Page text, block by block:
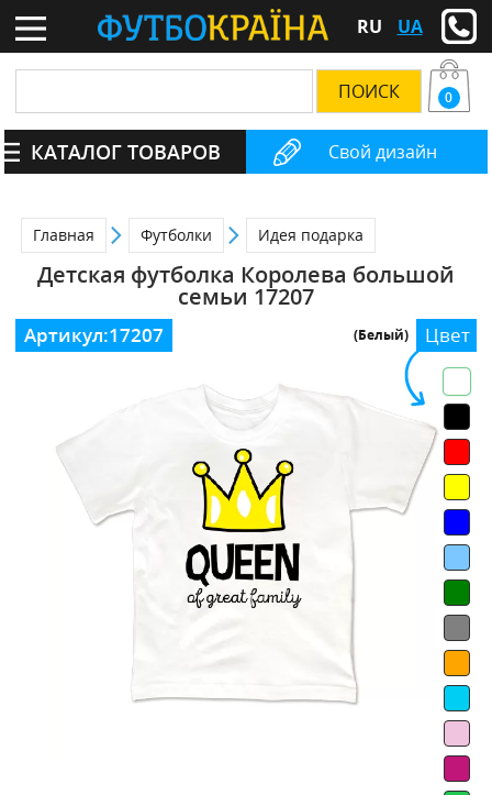
RU UA
Свой дизайн
0
КАТАЛОГ ТОВАРОВ
Главная Футболки Идея подарка
Детская футболка Королева большой
семьи 17207
Цвет
(Белый)
Артикул:17207